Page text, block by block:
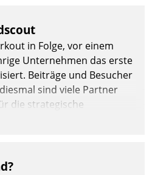
und automatisierte
nicht zu viel erwarten: Allein
Software ist es nicht
erfordert von Unternehmen
zu hinterfragen
in Folge, vor einem
Unternehmen das erste
Beiträge und Besucher
sind viele Partner
die strategische